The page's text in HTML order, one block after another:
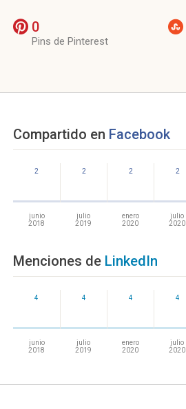
0
Pins de Pinterest
Compartido en Facebook
2
junio
2018
2
julio
2019
2
enero
2020
2
julio
2020
Menciones de LinkedIn
4
junio
2018
4
julio
2019
4
enero
2020
4
julio
2020